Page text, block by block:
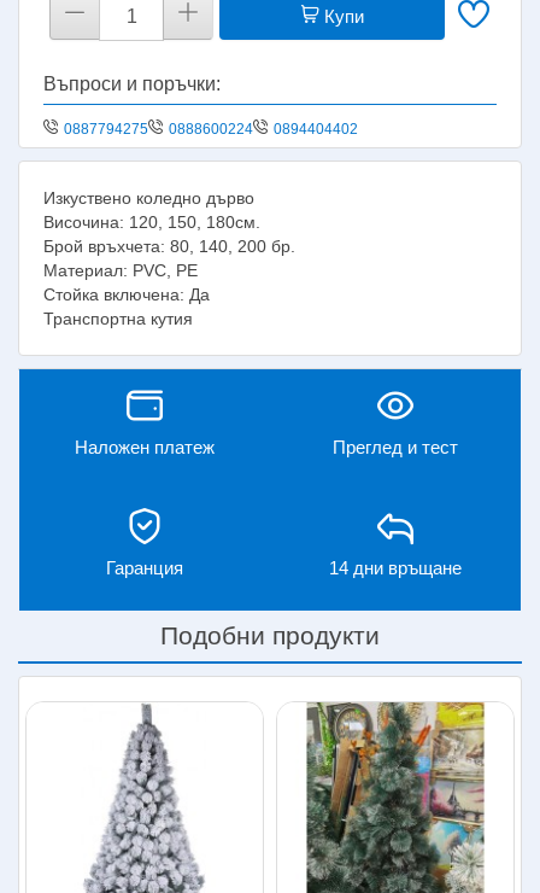
Купи
Въпроси и поръчки:
0887794275 0888600224 0894404402
Изкуствено коледно дърво
Височина: 120, 150, 180см.
Брой връхчета: 80, 140, 200 бр.
Материал: PVC, PE
Стойка включена: Да
Транспортна кутия
Наложен платеж Преглед и тест
Гаранция 14 дни връщане
Подобни продукти